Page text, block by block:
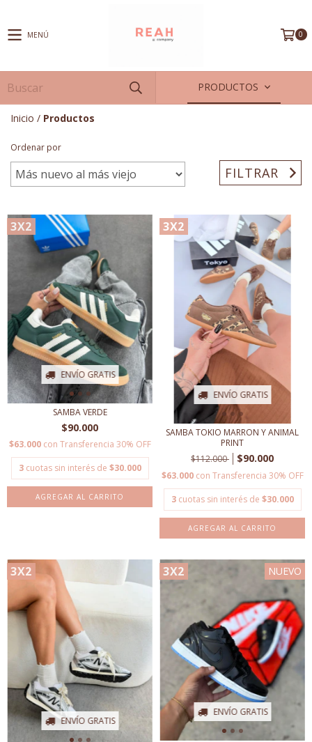
MENÚ 0
PRODUCTOS
Inicio / Productos
Ordenar por
FILTRAR
3X2
ENVÍO GRATIS
SAMBA VERDE
$90.000
$63.000 con Transferencia 30% OFF
3 cuotas sin interés de $30.000
AGREGAR AL CARRITO
3X2
ENVÍO GRATIS
SAMBA TOKIO MARRON Y ANIMAL
PRINT
$112.000
$90.000
$63.000 con Transferencia 30% OFF
3 cuotas sin interés de $30.000
AGREGAR AL CARRITO
3X2
ENVÍO GRATIS
3X2
ENVÍO GRATIS
NUEVO